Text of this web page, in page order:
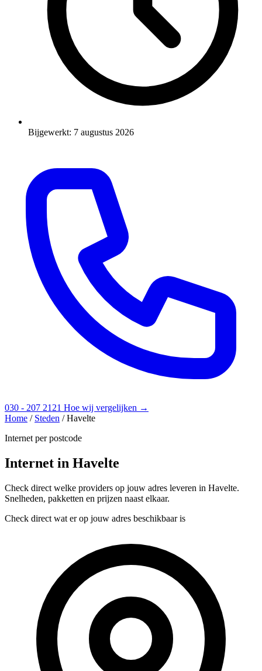
Bijgewerkt: 7 augustus 2026
030 - 207 2121 Hoe wij vergelijken →
Home / Steden / Havelte
Internet per postcode
Internet in Havelte
Check direct welke providers op jouw adres leveren in Havelte.
Snelheden, pakketten en prijzen naast elkaar.
Check direct wat er op jouw adres beschikbaar is